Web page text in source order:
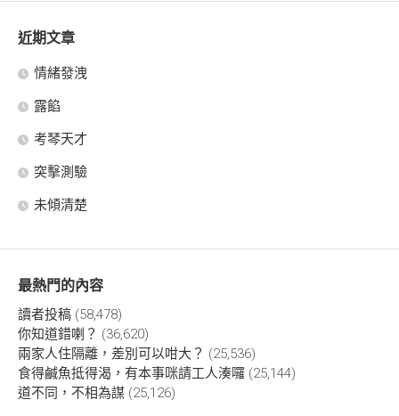
近期文章
情緒發洩
露餡
考琴天才
突擊測驗
未傾清楚
最熱門的內容
讀者投稿 (58,478)
你知道錯喇？ (36,620)
兩家人住隔離，差別可以咁大？ (25,536)
食得鹹魚抵得渴，有本事咪請工人湊囉 (25,144)
道不同，不相為謀 (25,126)